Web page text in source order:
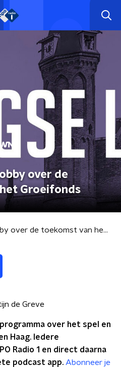
over de
Groeifonds
WNL Haagse Lobby over de toekomst van het Groeifonds
de Greve
over het spel en
Haag. Iedere
Radio 1 en direct daarna
podcast app. Abonneer je